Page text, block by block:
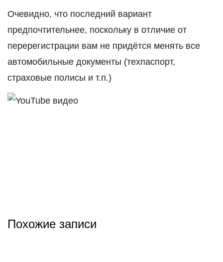
Очевидно, что последний вариант
предпочтительнее, поскольку в отличие от
перерегистрации вам не придётся менять все
автомобильные документы (техпаспорт,
страховые полисы и т.п.)
Похожие записи